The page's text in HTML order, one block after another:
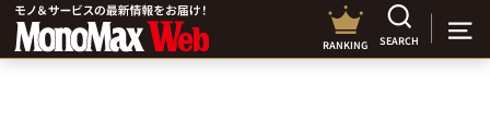
RANKING SEARCH